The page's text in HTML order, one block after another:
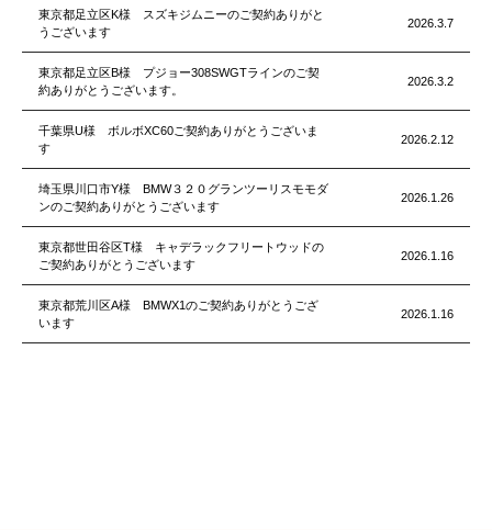
東京都足立区K様 スズキジムニーのご契約ありがと
うございます
2026.3.7
東京都足立区B様 プジョー308SWGTラインのご契
約ありがとうございます。
2026.3.2
千葉県U様 ボルボXC60ご契約ありがとうございま
す
2026.2.12
埼玉県川口市Y様 BMW３２０グランツーリスモモダ
ンのご契約ありがとうございます
2026.1.26
東京都世田谷区T様 キャデラックフリートウッドの
ご契約ありがとうございます
2026.1.16
東京都荒川区A様 BMWX1のご契約ありがとうござ
います
2026.1.16